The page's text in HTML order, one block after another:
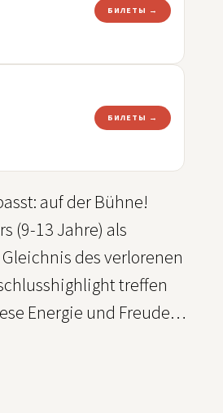
БИЛЕТЫ →
БИЛЕТЫ →
auf der Bühne!
(9-13 Jahre) als
Gleichnis des verlorenen
treffen
Energie und Freude